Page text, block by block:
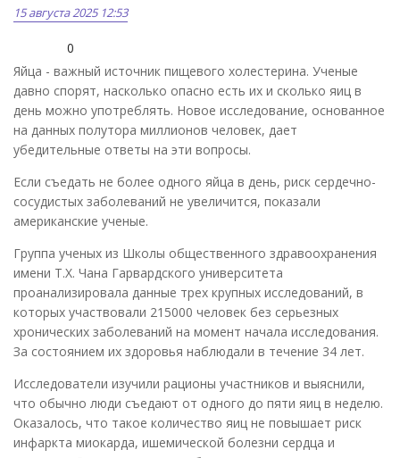
15 августа 2025 12:53
0
Яйца - важный источник пищевого холестерина. Ученые
давно спорят, насколько опасно есть их и сколько яиц в
день можно употреблять. Новое исследование, основанное
на данных полутора миллионов человек, дает
убедительные ответы на эти вопросы.
Если съедать не более одного яйца в день, риск сердечно-
сосудистых заболеваний не увеличится, показали
американские ученые.
Группа ученых из Школы общественного здравоохранения
имени Т.Х. Чана Гарвардского университета
проанализировала данные трех крупных исследований, в
которых участвовали 215000 человек без серьезных
хронических заболеваний на момент начала исследования.
За состоянием их здоровья наблюдали в течение 34 лет.
Исследователи изучили рационы участников и выяснили,
что обычно люди съедают от одного до пяти яиц в неделю.
Оказалось, что такое количество яиц не повышает риск
инфаркта миокарда, ишемической болезни сердца и